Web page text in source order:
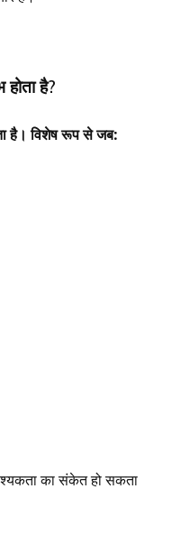
है?
है। विशेष रूप से जब:
का संकेत हो सकता